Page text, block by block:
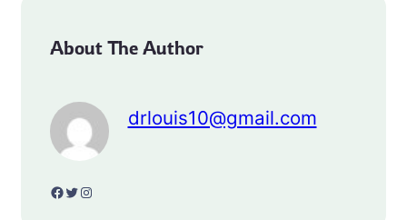
About The Author
drlouis10@gmail.com
Facebook Twitter Instagram